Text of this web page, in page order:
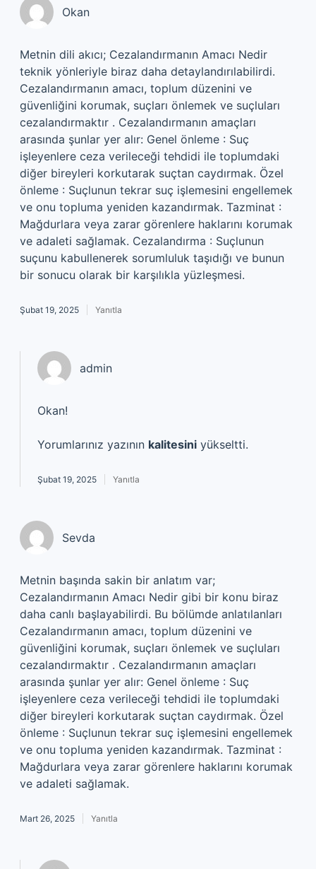
Okan
Metnin dili akıcı; Cezalandırmanın Amacı Nedir
teknik yönleriyle biraz daha detaylandırılabilirdi.
Cezalandırmanın amacı, toplum düzenini ve
güvenliğini korumak, suçları önlemek ve suçluları
cezalandırmaktır . Cezalandırmanın amaçları
arasında şunlar yer alır: Genel önleme : Suç
işleyenlere ceza verileceği tehdidi ile toplumdaki
diğer bireyleri korkutarak suçtan caydırmak. Özel
önleme : Suçlunun tekrar suç işlemesini engellemek
ve onu topluma yeniden kazandırmak. Tazminat :
Mağdurlara veya zarar görenlere haklarını korumak
ve adaleti sağlamak. Cezalandırma : Suçlunun
suçunu kabullenerek sorumluluk taşıdığı ve bunun
bir sonucu olarak bir karşılıkla yüzleşmesi.
Şubat 19, 2025 Yanıtla
admin
Okan!
Yorumlarınız yazının kalitesini yükseltti.
Şubat 19, 2025 Yanıtla
Sevda
Metnin başında sakin bir anlatım var;
Cezalandırmanın Amacı Nedir gibi bir konu biraz
daha canlı başlayabilirdi. Bu bölümde anlatılanları
Cezalandırmanın amacı, toplum düzenini ve
güvenliğini korumak, suçları önlemek ve suçluları
cezalandırmaktır . Cezalandırmanın amaçları
arasında şunlar yer alır: Genel önleme : Suç
işleyenlere ceza verileceği tehdidi ile toplumdaki
diğer bireyleri korkutarak suçtan caydırmak. Özel
önleme : Suçlunun tekrar suç işlemesini engellemek
ve onu topluma yeniden kazandırmak. Tazminat :
Mağdurlara veya zarar görenlere haklarını korumak
ve adaleti sağlamak.
Mart 26, 2025 Yanıtla